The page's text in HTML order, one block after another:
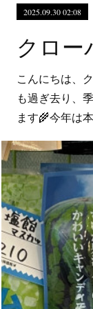
2025.09.30 02:08
こんにちは、
も過ぎ去り、
ます🌾今年は